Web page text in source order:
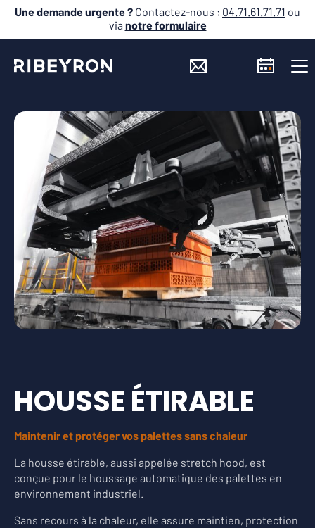
Une demande urgente ? Contactez-nous : 04.71.61.71.71 ou
via notre formulaire
HOUSSE ÉTIRABLE
Maintenir et protéger vos palettes sans chaleur
La housse étirable, aussi appelée stretch hood, est
conçue pour le houssage automatique des palettes en
environnement industriel.
Sans recours à la chaleur, elle assure maintien, protection